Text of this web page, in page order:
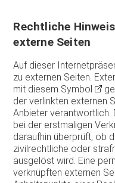
Rechtliche
externe Seiten
Auf dieser
zu externen Seiten.
mit diesem Symbol
der verlinkten externen
Anbieter verantwortlich.
bei der erstmaligen
daraufhin überprüft, ob
zivilrechtliche oder
ausgelöst wird. Eine
verknüpften externen